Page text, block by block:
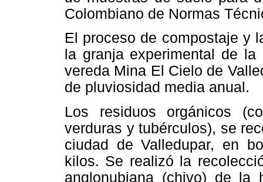
Colombiano de Normas
El proceso de compostaje y
la granja experimental de
vereda Mina El Cielo de
de pluviosidad media anual.
Los residuos orgánicos
verduras y tubérculos), se
ciudad de Valledupar, en
kilos. Se realizó la
anglonubiana (chivo) de la